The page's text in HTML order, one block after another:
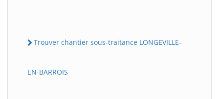
Trouver chantier sous-traitance LONGEVILLE-
EN-BARROIS